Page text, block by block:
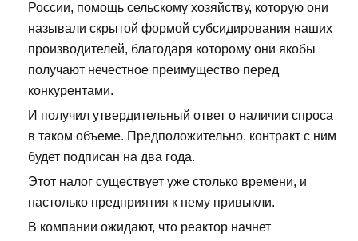
России, помощь сельскому хозяйству, которую они
называли скрытой формой субсидирования наших
производителей, благодаря которому они якобы
получают нечестное преимущество перед
конкурентами.
И получил утвердительный ответ о наличии спроса
в таком объеме. Предположительно, контракт с ним
будет подписан на два года.
Этот налог существует уже столько времени, и
настолько предприятия к нему привыкли.
В компании ожидают, что реактор начнет